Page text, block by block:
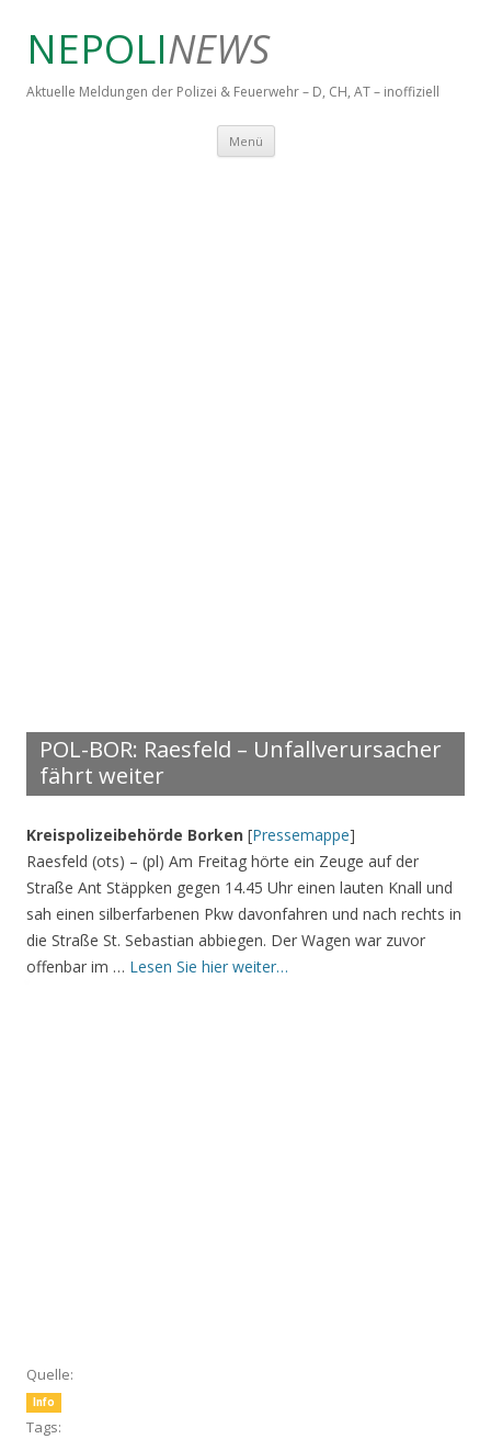
NEPOLINEWS
Aktuelle Meldungen der Polizei & Feuerwehr – D, CH, AT – inoffiziell
Menü Springe zum Inhalt
POL-BOR: Raesfeld – Unfallverursacher
fährt weiter
Kreispolizeibehörde Borken [Pressemappe]
Raesfeld (ots) – (pl) Am Freitag hörte ein Zeuge auf der
Straße Ant Stäppken gegen 14.45 Uhr einen lauten Knall und
sah einen silberfarbenen Pkw davonfahren und nach rechts in
die Straße St. Sebastian abbiegen. Der Wagen war zuvor
offenbar im … Lesen Sie hier weiter…
Quelle:
Info
Tags: